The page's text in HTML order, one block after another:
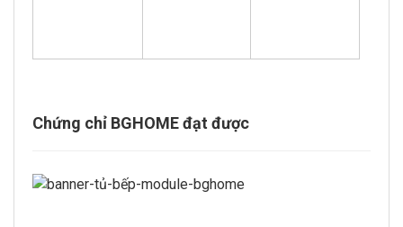
Chứng chỉ BGHOME đạt được